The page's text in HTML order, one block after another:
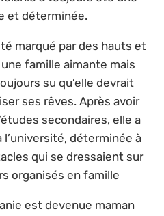
et déterminée.
marqué par des hauts et
famille aimante mais
su qu’elle devrait
ses rêves. Après avoir
secondaires, elle a
déterminée à
qui se dressaient sur
organisés en famille
est devenue maman